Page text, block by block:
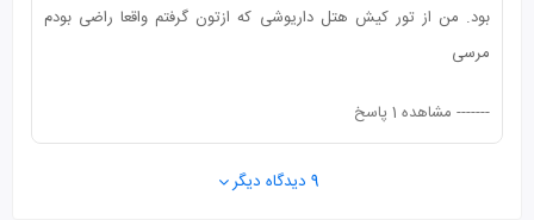
بود. من از تور کیش هتل داریوشی که ازتون گرفتم واقعا راضی بودم
مرسی
------- مشاهده 1 پاسخ
9 دیدگاه دیگر